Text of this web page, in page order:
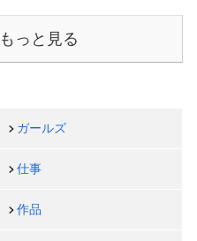
っと見る
ガールズ
仕事
作品